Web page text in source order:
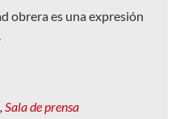
obrera es una expresión
, Sala de prensa